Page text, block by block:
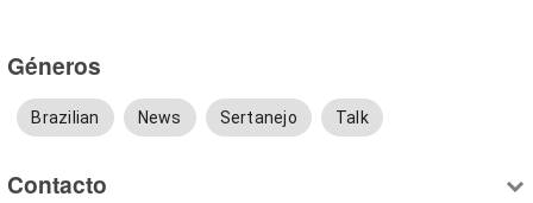
Géneros
Brazilian News Sertanejo Talk
Contacto